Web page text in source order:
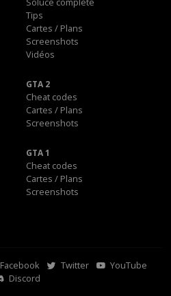
Tips
Cartes / Plans
Screenshots
Vidéos
GTA 2
Cheat codes
Cartes / Plans
Screenshots
GTA 1
Cheat codes
Cartes / Plans
Screenshots
Facebook Twitter
YouTube
Discord